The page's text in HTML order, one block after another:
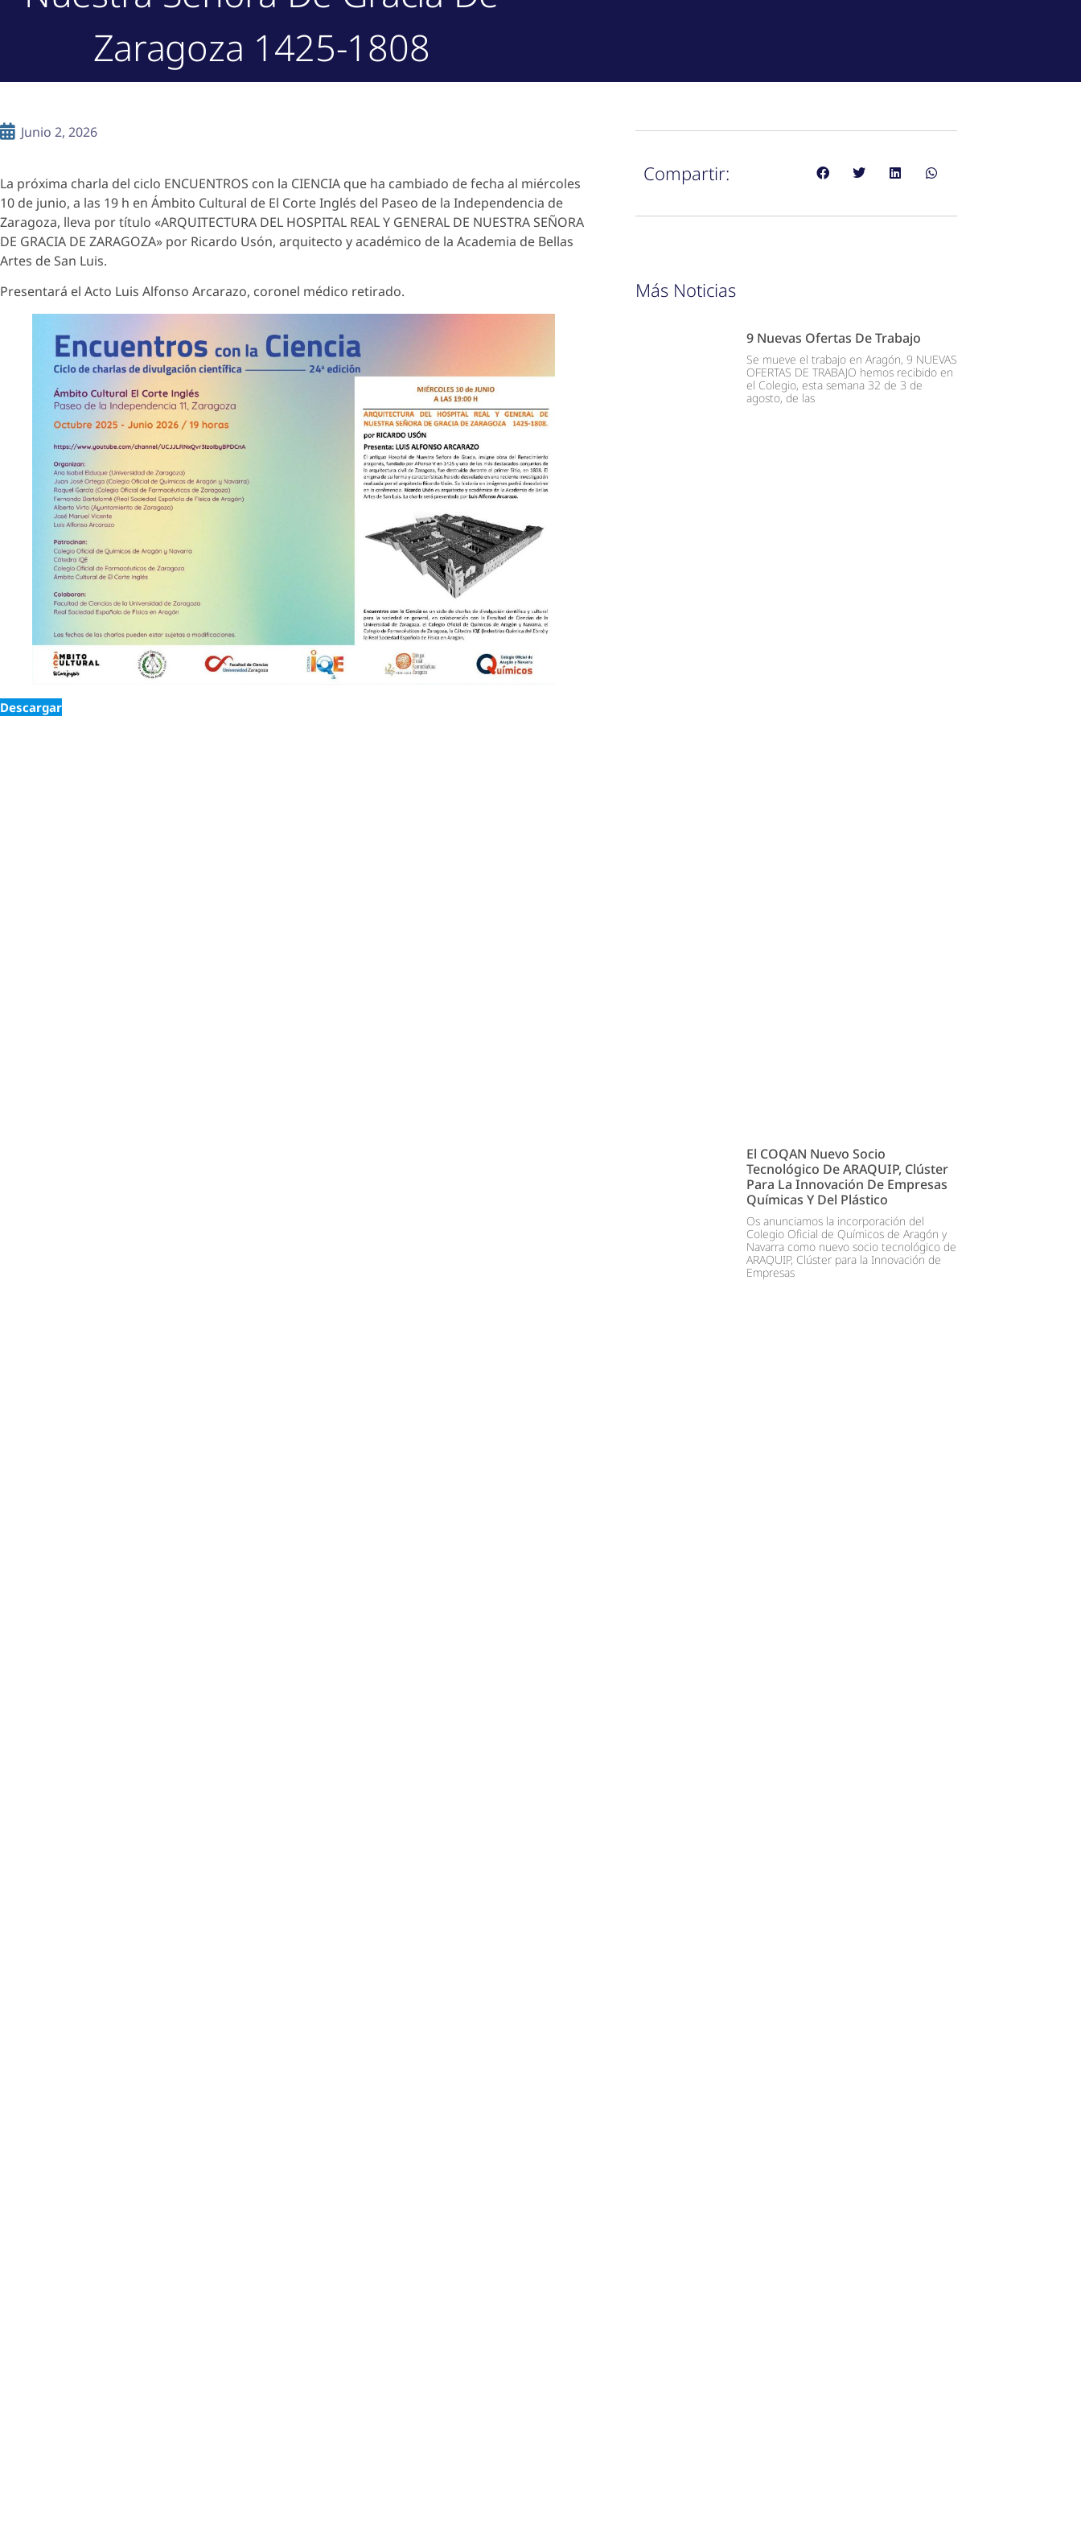
Zaragoza 1425-1808
Junio 2, 2026
La próxima charla del ciclo ENCUENTROS con la CIENCIA que ha cambiado de fecha al miércoles
10 de junio, a las 19 h en Ámbito Cultural de El Corte Inglés del Paseo de la Independencia de
Zaragoza, lleva por título «ARQUITECTURA DEL HOSPITAL REAL Y GENERAL DE NUESTRA SEÑORA
DE GRACIA DE ZARAGOZA» por Ricardo Usón, arquitecto y académico de la Academia de Bellas
Artes de San Luis.
Presentará el Acto Luis Alfonso Arcarazo, coronel médico retirado.
Descargar
Compartir:
Más Noticias
9 Nuevas Ofertas De Trabajo
Se mueve el trabajo en Aragón, 9 NUEVAS
OFERTAS DE TRABAJO hemos recibido en
el Colegio, esta semana 32 de 3 de
agosto, de las
El COQAN Nuevo Socio
Tecnológico De ARAQUIP, Clúster
Para La Innovación De Empresas
Químicas Y Del Plástico
Os anunciamos la incorporación del
Colegio Oficial de Químicos de Aragón y
Navarra como nuevo socio tecnológico de
ARAQUIP, Clúster para la Innovación de
Empresas